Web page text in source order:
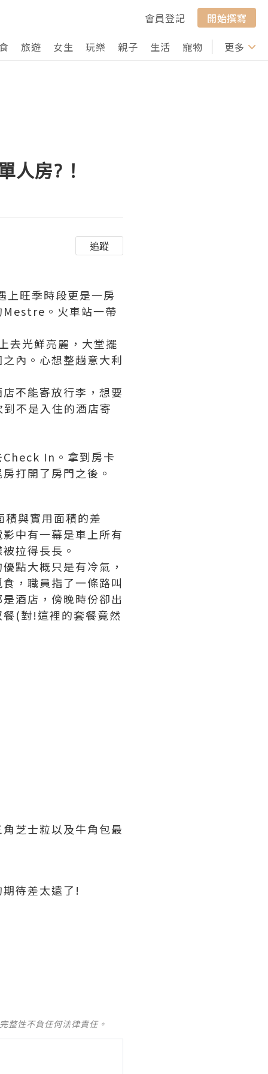
會員登記
開始撰寫
旅遊 女生 玩樂 親子 生活 寵物 行山 打卡
更多
人房?！
追蹤
上旺季時段更是一房
Mestre。火車站一帶
光鮮亮麗， 大堂擺
內。 心想整趟意大利
不能寄放行李， 想要
不是入住的酒店寄
In。 拿到房卡
打開了房門之後。
與實用面積的差
中有一幕是車上所有
拉得長長。
點大概只是有冷氣，
，職員指了一條路叫
酒店，傍晚時份卻出
(對!這裡的套餐竟然
芝士粒以及牛角包最
待差太遠了!
整性不負任何法律責任。